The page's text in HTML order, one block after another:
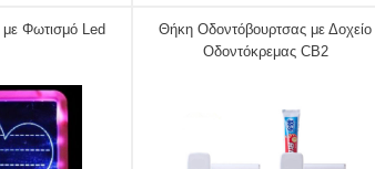
Φωτισμό Led
Θήκη Οδοντόβουρτσας με Δοχείο
Οδοντόκρεμας CB2